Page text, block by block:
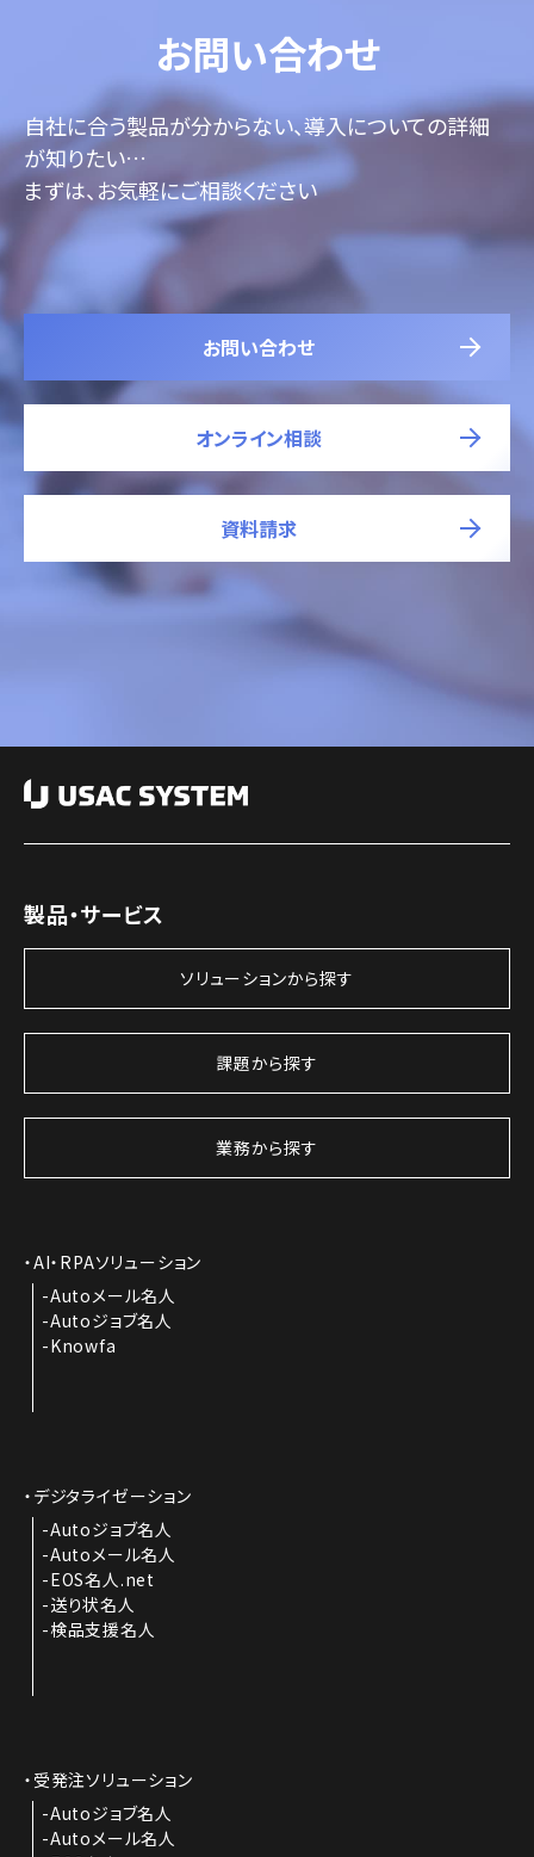
お問い合わせ
自社に合う製品が分からない、導入についての詳細
が知りたい…
まずは、お気軽にご相談ください
お問い合わせ
オンライン相談
資料請求
製品・サービス
ソリューションから探す
課題から探す
業務から探す
AI・RPAソリューション
Autoメール名人
Autoジョブ名人
Knowfa
デジタライゼーション
Autoジョブ名人
Autoメール名人
EOS名人.net
送り状名人
検品支援名人
受発注ソリューション
Autoジョブ名人
Autoメール名人